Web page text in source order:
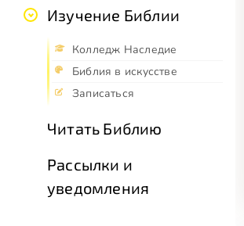
Изучение Библии
Колледж Наследие
Библия в искусстве
Записаться
Читать Библию
Рассылки и
уведомления